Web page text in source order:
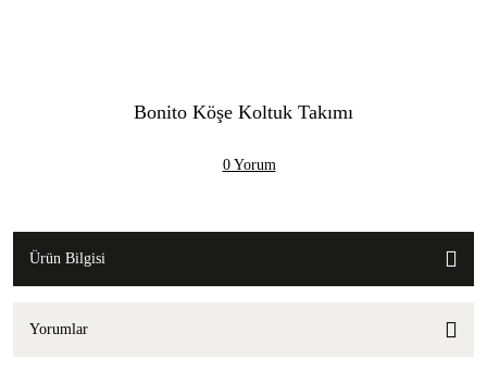
Bonito Köşe Koltuk Takımı
0 Yorum
Ürün Bilgisi
Yorumlar